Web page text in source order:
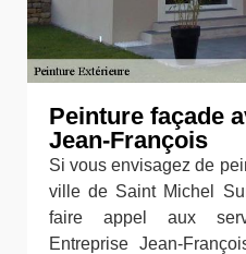
Peinture façade
Jean-François
Si vous envisagez de
ville de Saint Michel
faire appel aux
Entreprise Jean-